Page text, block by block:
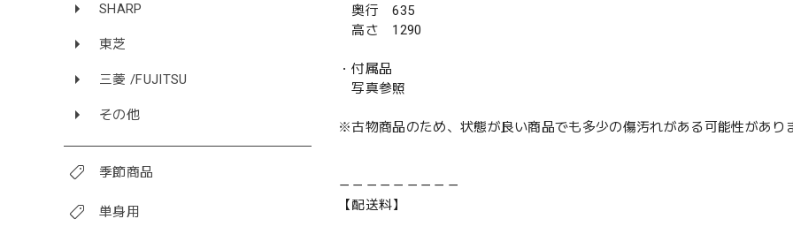
SHARP
東芝
三菱 /FUJITSU
その他
季節商品
単身用
奥行 635
高さ 1290
・付属品
写真参照
※古物商品のため、状態が良い商品でも多少の傷汚れがある可能性があり
－－－－－－－－－
【配送料】